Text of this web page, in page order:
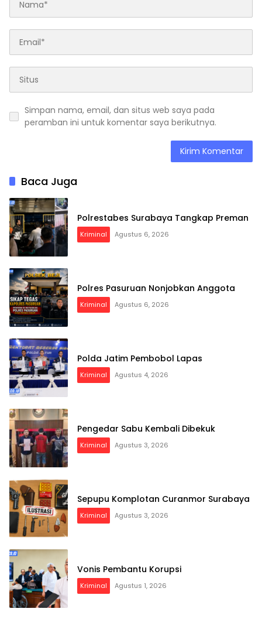
Simpan nama, email, dan situs web saya pada
peramban ini untuk komentar saya berikutnya.
Baca Juga
Polrestabes Surabaya Tangkap Preman
Kriminal Agustus 6, 2026
Polres Pasuruan Nonjobkan Anggota
Kriminal Agustus 6, 2026
Polda Jatim Pembobol Lapas
Kriminal Agustus 4, 2026
Pengedar Sabu Kembali Dibekuk
Kriminal Agustus 3, 2026
Sepupu Komplotan Curanmor Surabaya
Kriminal Agustus 3, 2026
Vonis Pembantu Korupsi
Kriminal Agustus 1, 2026